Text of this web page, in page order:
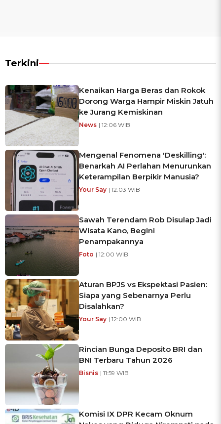
Terkini
Kenaikan Harga Beras dan Rokok
Dorong Warga Hampir Miskin Jatuh
ke Jurang Kemiskinan
News | 12:06 WIB
Mengenal Fenomena 'Deskilling':
Benarkah AI Perlahan Menurunkan
Keterampilan Berpikir Manusia?
Your Say | 12:03 WIB
Sawah Terendam Rob Disulap Jadi
Wisata Kano, Begini
Penampakannya
Foto | 12:00 WIB
Aturan BPJS vs Ekspektasi Pasien:
Siapa yang Sebenarnya Perlu
Disalahkan?
Your Say | 12:00 WIB
Rincian Bunga Deposito BRI dan
BNI Terbaru Tahun 2026
Bisnis | 11:59 WIB
Komisi IX DPR Kecam Oknum